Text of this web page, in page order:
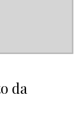
da